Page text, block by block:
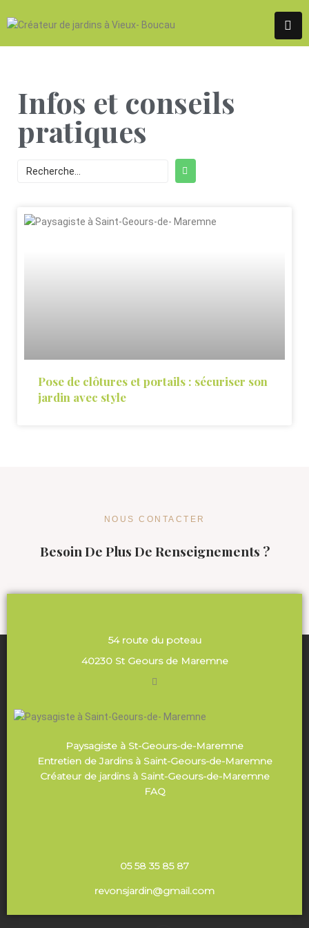
Infos et conseils
pratiques
Pose de clôtures et portails : sécuriser son
jardin avec style
NOUS CONTACTER
Besoin De Plus De Renseignements ?
54 route du poteau
40230 St Geours de Maremne
Paysagiste à St-Geours-de-Maremne
Entretien de Jardins à Saint-Geours-de-Maremne
Créateur de jardins à Saint-Geours-de-Maremne
FAQ
05 58 35 85 87
revonsjardin@gmail.com